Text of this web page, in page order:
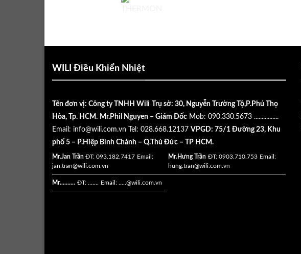
WILI Điều Khiển Nhiệt
Tên đơn vị: Công ty TNHH Wili Trụ sở: 30, Nguyễn Trường Tộ,P.Phú Thọ
Hòa, Tp. HCM. Mr.Phil Nguyen – Giám Đốc Mob: 090.330.5673 ................
Email: info@wili.com.vn Tel: 028.668.12137 VPGD: 75/1 Đường 23, Khu
phố 5 – P.Hiệp Bình Chánh – Q.Thủ Đức – TP HCM.
Mr.Jan Trần ĐT: 093.182.7417 Email:
jan.tran@wili.com.vn
Mr.Hưng Trần ĐT: 0903.710.753 Email:
hung.tran@wili.com.vn
Mr.......... ĐT: ....... Email: .....@wili.com.vn